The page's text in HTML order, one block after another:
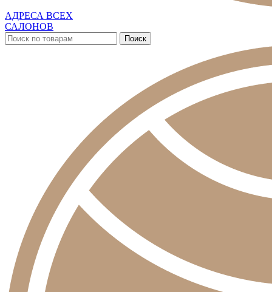
АДРЕСА ВСЕХ
САЛОНОВ